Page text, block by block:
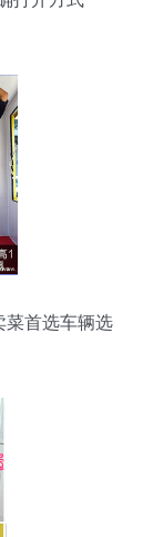
菜首选车辆选